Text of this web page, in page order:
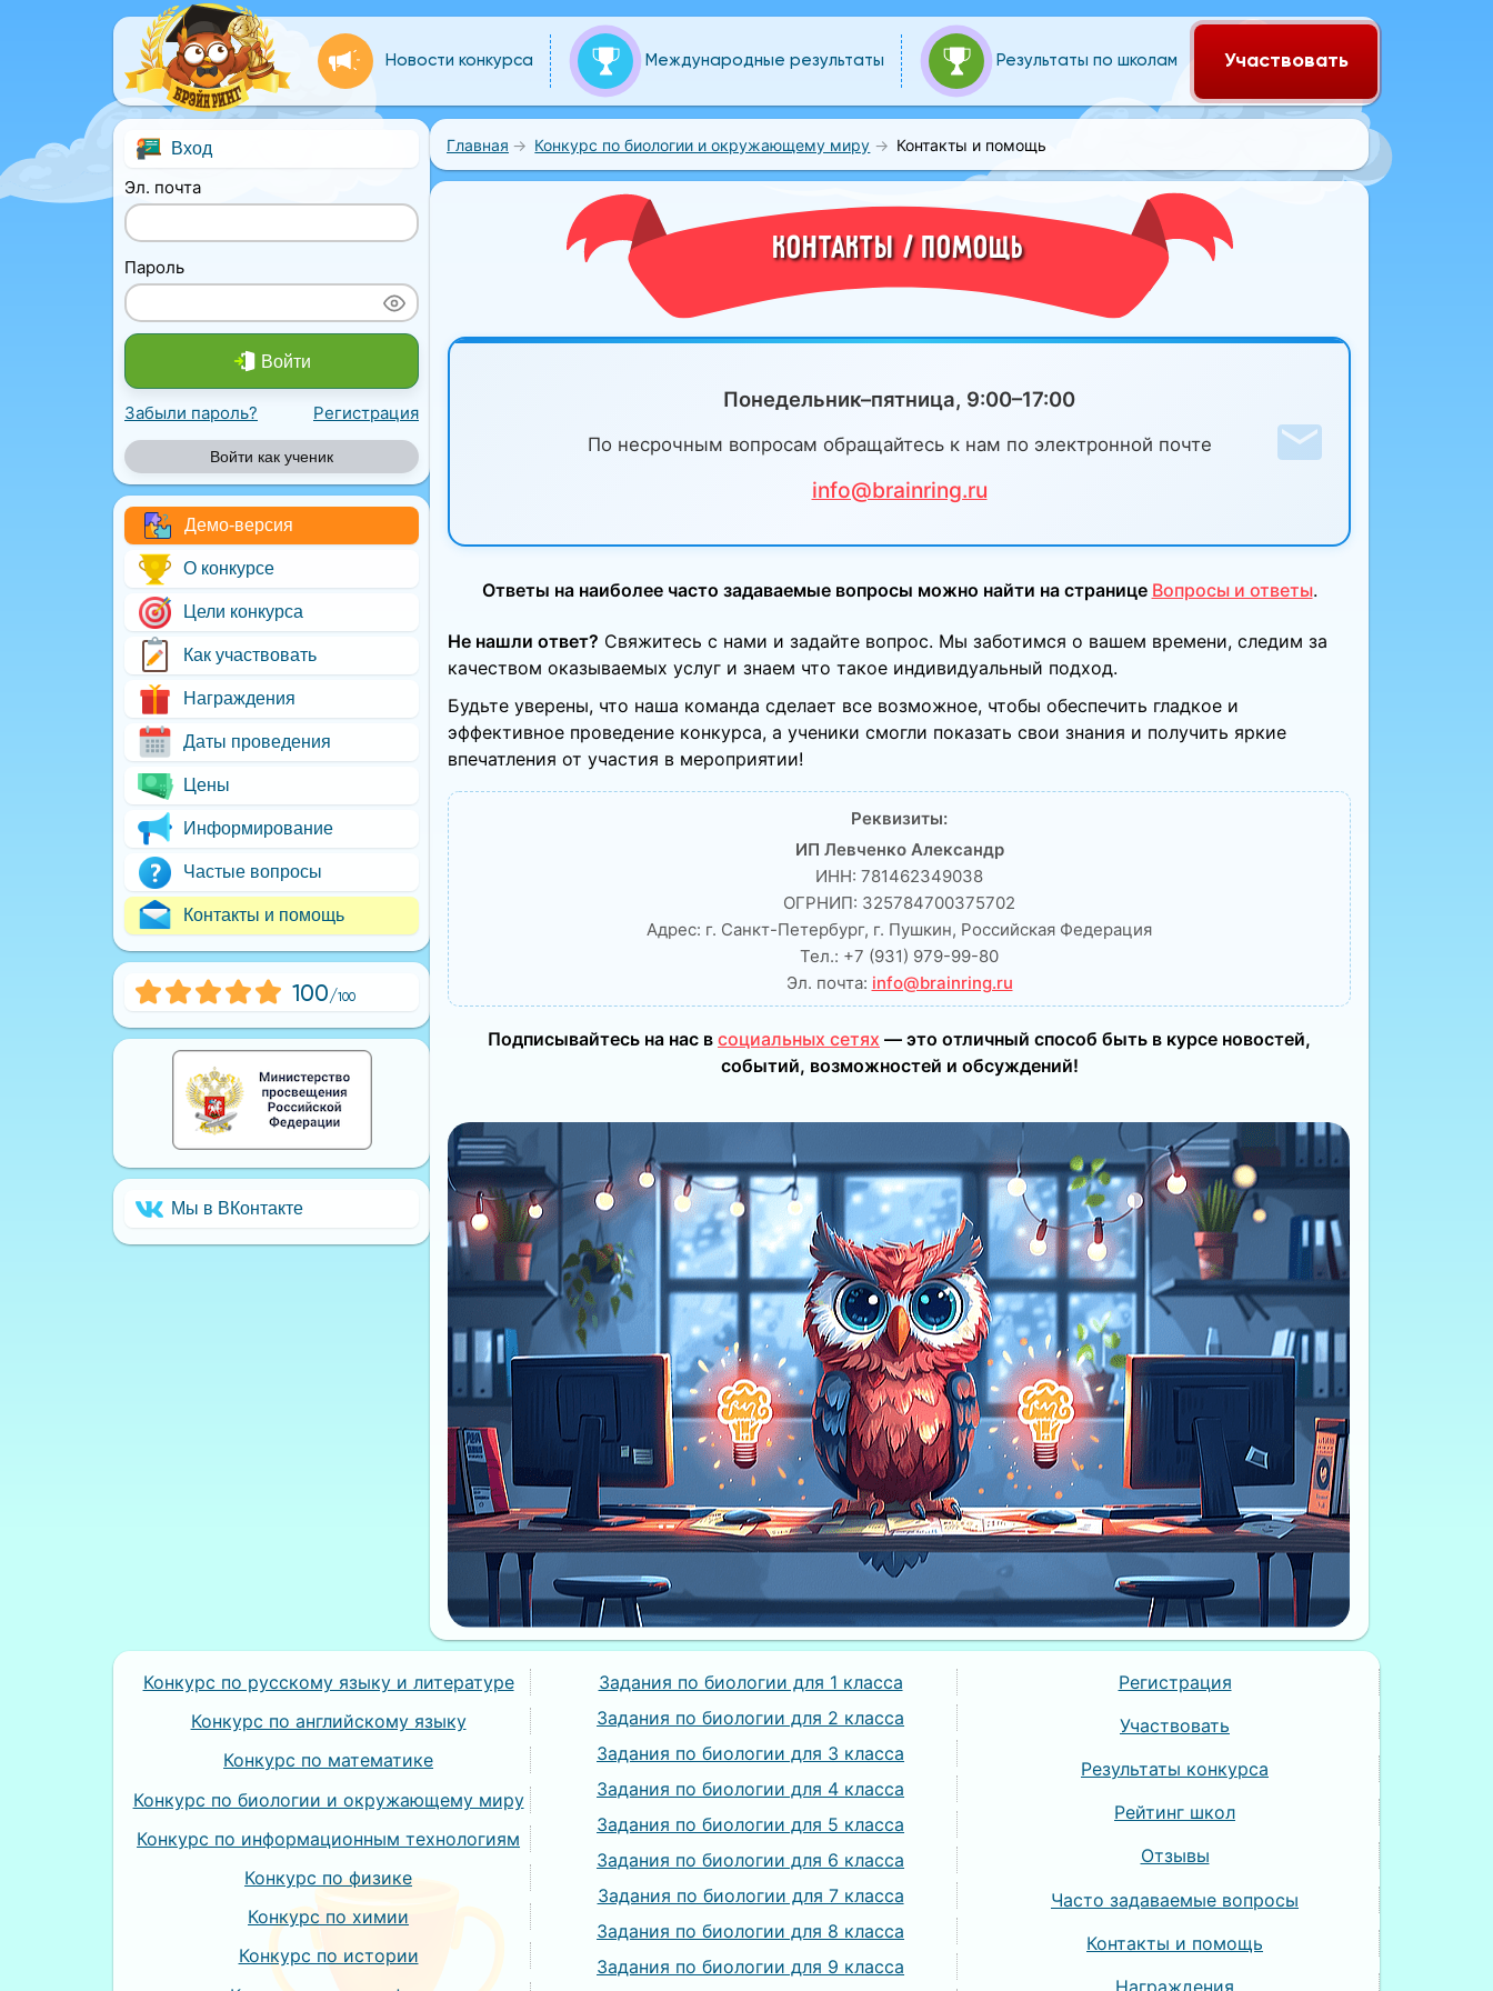
Новости конкурса Международные результаты Результаты по школам Участвовать
Вход
Эл. почта
Пароль
Войти
Забыли пароль? Регистрация
Войти как ученик
Демо-версия
О конкурсе
Цели конкурса
Как участвовать
Награждения
Даты проведения
Цены
Информирование
Частые вопросы
Контакты и помощь
100 100
Мы в ВКонтакте
Главная Конкурс по биологии и окружающему миру Контакты и помощь
КОНТАКТЫ / ПОМОЩЬ
Понедельник–пятница, 9:00–17:00
По несрочным вопросам обращайтесь к нам по электронной почте
info@brainring.ru
Ответы на наиболее часто задаваемые вопросы можно найти на странице Вопросы и ответы.
Не нашли ответ? Свяжитесь с нами и задайте вопрос. Мы заботимся о вашем времени, следим за
качеством оказываемых услуг и знаем что такое индивидуальный подход.
Будьте уверены, что наша команда сделает все возможное, чтобы обеспечить гладкое и
эффективное проведение конкурса, а ученики смогли показать свои знания и получить яркие
впечатления от участия в мероприятии!
Реквизиты:
ИП Левченко Александр
ИНН: 781462349038
ОГРНИП: 325784700375702
Адрес: г. Санкт-Петербург, г. Пушкин, Российская Федерация
Тел.: +7 (931) 979-99-80
Эл. почта: info@brainring.ru
Подписывайтесь на нас в социальных сетях — это отличный способ быть в курсе новостей,
событий, возможностей и обсуждений!
Конкурс по русскому языку и литературе
Конкурс по английскому языку
Конкурс по математике
Конкурс по биологии и окружающему миру
Конкурс по информационным технологиям
Конкурс по физике
Конкурс по химии
Конкурс по истории
Задания по биологии для 1 класса
Задания по биологии для 2 класса
Задания по биологии для 3 класса
Задания по биологии для 4 класса
Задания по биологии для 5 класса
Задания по биологии для 6 класса
Задания по биологии для 7 класса
Задания по биологии для 8 класса
Задания по биологии для 9 класса
Регистрация
Участвовать
Результаты конкурса
Рейтинг школ
Отзывы
Часто задаваемые вопросы
Контакты и помощь
Награждения